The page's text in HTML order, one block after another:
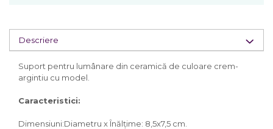
Descriere
Suport pentru lumânare din ceramică de culoare crem-
argintiu cu model.
Caracteristici:
Dimensiuni:Diametru x Înălțime: 8,5x7,5 cm.